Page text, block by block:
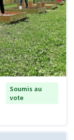
Soumis au
vote